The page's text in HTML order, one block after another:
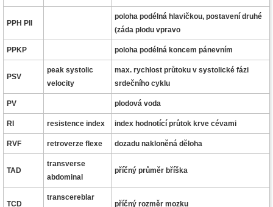
PPH PII
poloha podélná hlavičkou, postavení druhé
(záda plodu vpravo
PPKP poloha podélná koncem pánevním
PSV
peak systolic
velocity
max. rychlost průtoku v systolické fázi
srdečního cyklu
PV plodová voda
RI resistence index index hodnotící průtok krve cévami
RVF retroverze flexe dozadu nakloněná děloha
TAD
transverse
abdominal
příčný průměr bříška
TCD
transcereblar
příčný rozměr mozku